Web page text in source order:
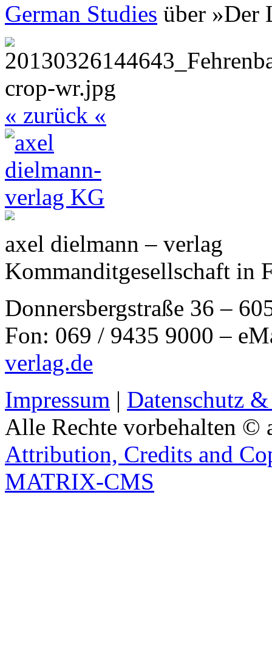
German Studies über »Der
« zurück «
axel dielmann – verlag
Kommanditgesellschaft in
Donnersbergstraße 36 –
Fon: 069 / 9435 9000 –
verlag.de
Impressum | Datenschutz
Alle Rechte vorbehalten ©
Attribution, Credits and
MATRIX-CMS